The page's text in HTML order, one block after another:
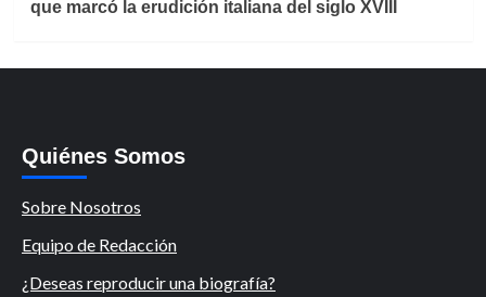
que marcó la erudición italiana del siglo XVIII
Quiénes Somos
Sobre Nosotros
Equipo de Redacción
¿Deseas reproducir una biografía?